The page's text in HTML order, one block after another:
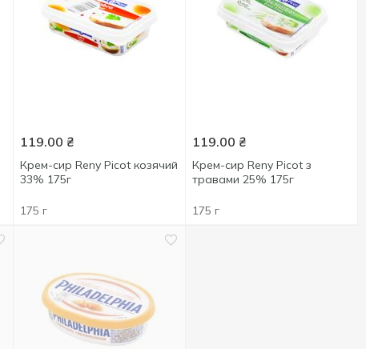
119.00 ₴
Крем-сир Reny Picot козячий
33% 175г
175 г
119.00 ₴
Крем-сир Reny Picot з
травами 25% 175г
175 г